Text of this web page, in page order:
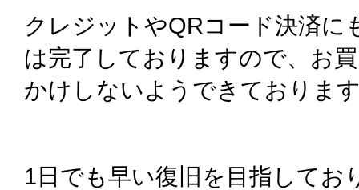
クレジットやQRコード決済に
は完了しておりますので、お
かけしないようできておりま
1日でも早い復旧を目指してお